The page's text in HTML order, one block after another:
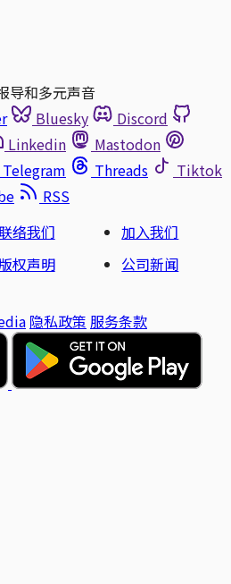
导和多元声音
Bluesky
Discord
Linkedin
Mastodon
Telegram Threads
Tiktok
RSS
络我们
加入我们
版权声明
公司新闻
隐私政策 服务条款